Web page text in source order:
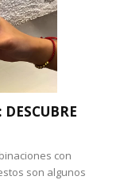
con
son algunos